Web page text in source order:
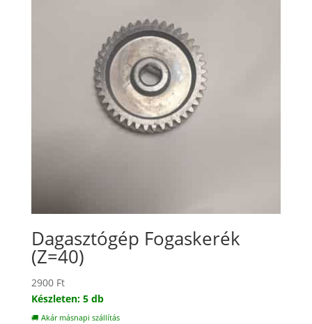
Dagasztógép Fogaskerék
(Z=40)
2900 Ft
Készleten: 5 db
🚚 Akár másnapi szállítás